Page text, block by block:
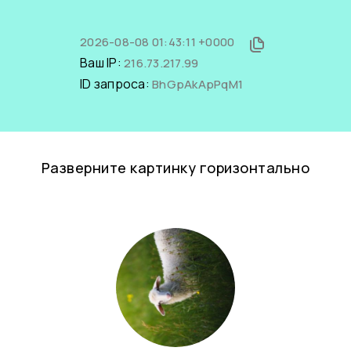
2026-08-08 01:43:11 +0000
Ваш IP: 216.73.217.99
ID запроса: BhGpAkApPqM1
Разверните картинку горизонтально